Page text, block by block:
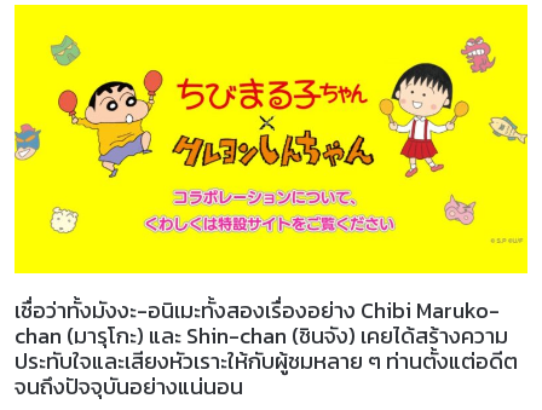
เชื่อว่าทั้งมังงะ-อนิเมะทั้งสองเรื่องอย่าง Chibi Maruko-
chan (มารุโกะ) และ Shin-chan (ชินจัง) เคยได้สร้างความ
ประทับใจและเสียงหัวเราะให้กับผู้ชมหลาย ๆ ท่านตั้งแต่อดีต
จนถึงปัจจุบันอย่างแน่นอน